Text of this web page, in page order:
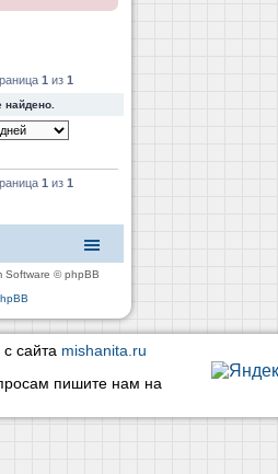
1 из1
1 из1
Software © phpBB
сайта mishanita.ru
пишите нам на